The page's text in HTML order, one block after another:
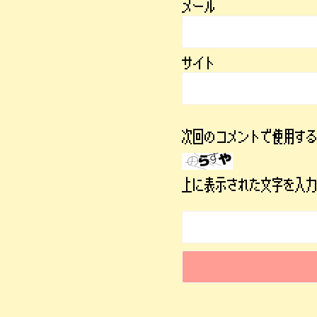
メール
サイト
次回のコメントで使用す
上に表示された文字を入